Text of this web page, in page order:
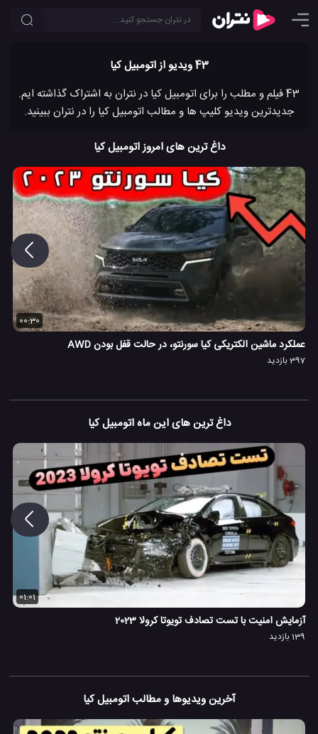
43 ویدیو از اتومبیل کیا
43 فیلم و مطلب را برای اتومبیل کیا در نتران به اشتراک گذاشته ایم.
جدیدترین ویدیو کلیپ ها و مطالب اتومبیل کیا را در نتران ببینید.
داغ ترین های امروز اتومبیل کیا
00:30
عملکرد ماشین الکتریکی کیا سورنتو، در حالت قفل بودن AWD
397 بازدید
داغ ترین های این ماه اتومبیل کیا
01:01
آزمایش امنیت با تست تصادف تویوتا کرولا 2023
139 بازدید
آخرین ویدیوها و مطالب اتومبیل کیا